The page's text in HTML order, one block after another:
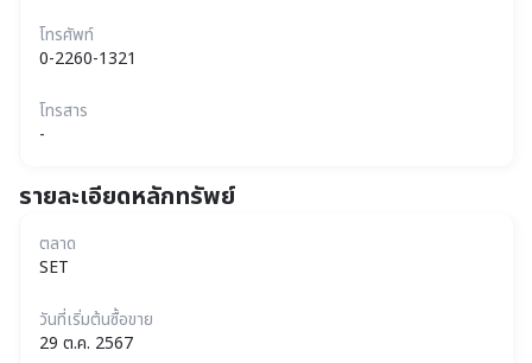
โทรศัพท์
0-2260-1321
โทรสาร
-
รายละเอียดหลักทรัพย์
ตลาด
SET
วันที่เริ่มต้นซื้อขาย
29 ต.ค. 2567